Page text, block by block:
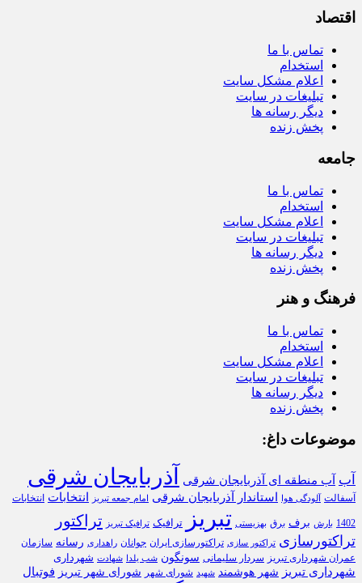
اقتصاد
تماس با ما
استخدام
اعلام مشکل سایت
تبلیغات در سایت
دیگر رسانه ها
پخش زنده
جامعه
تماس با ما
استخدام
اعلام مشکل سایت
تبلیغات در سایت
دیگر رسانه ها
پخش زنده
فرهنگ و هنر
تماس با ما
استخدام
اعلام مشکل سایت
تبلیغات در سایت
دیگر رسانه ها
پخش زنده
موضوعات داغ:
آب آب منطقه ای آذربایجان شرقی آذربایجان شرقی
آسفالت آلودگی هوا استاندار آذربایجان شرقی امام جمعه تبریز انتخابات انتخابات
1402 بارش برف برق بهزیستی تبریز ترافیک ترافیک تبریز تراکتور
تراکتورسازی تراکتور سازی تراکتورسازی ایران جوانان راهداری رسانه سازمان
عمران شهرداری تبریز سردار سلیمانی سونگون شب یلدا شهادت شهرداری
شهرداری تبریز شهر هوشمند شهید شورای شهر شورای شهر تبریز فوتبال